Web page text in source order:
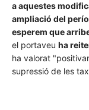
a aquestes
ampliació del
esperem que
el portaveu ha
ha valorat
supressió de les